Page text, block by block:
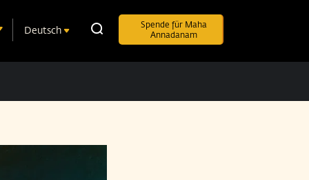
Deutsch
Spende für Maha
Annadanam